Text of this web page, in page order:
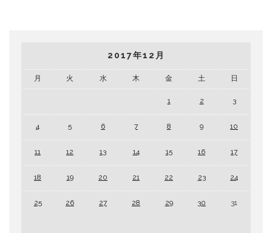
2017年12月
月 火 水 木 金 土 日
1 2 3
4 5 6 7 8 9 10
11 12 13 14 15 16 17
18 19 20 21 22 23 24
25 26 27 28 29 30 31